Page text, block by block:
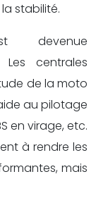
stabilité.
devenue
centrales
de la moto
au pilotage
en virage, etc.
à rendre les
mais